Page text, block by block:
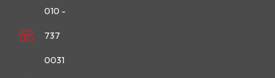
010 -
737
0031